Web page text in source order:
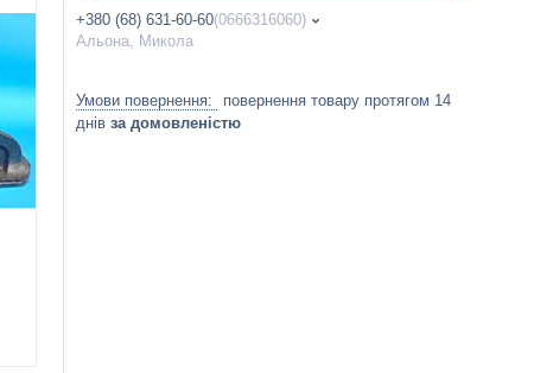
+380 (68) 631-60-60 0666316060
Альона, Микола
повернення товару протягом 14
днів за домовленістю